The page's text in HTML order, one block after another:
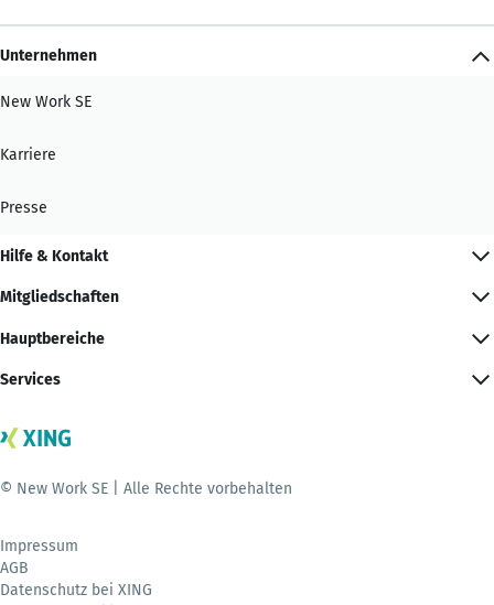
Unternehmen
New Work SE
Karriere
Presse
Hilfe & Kontakt
Mitgliedschaften
Hauptbereiche
Services
© New Work SE | Alle Rechte vorbehalten
Impressum
AGB
Datenschutz bei XING